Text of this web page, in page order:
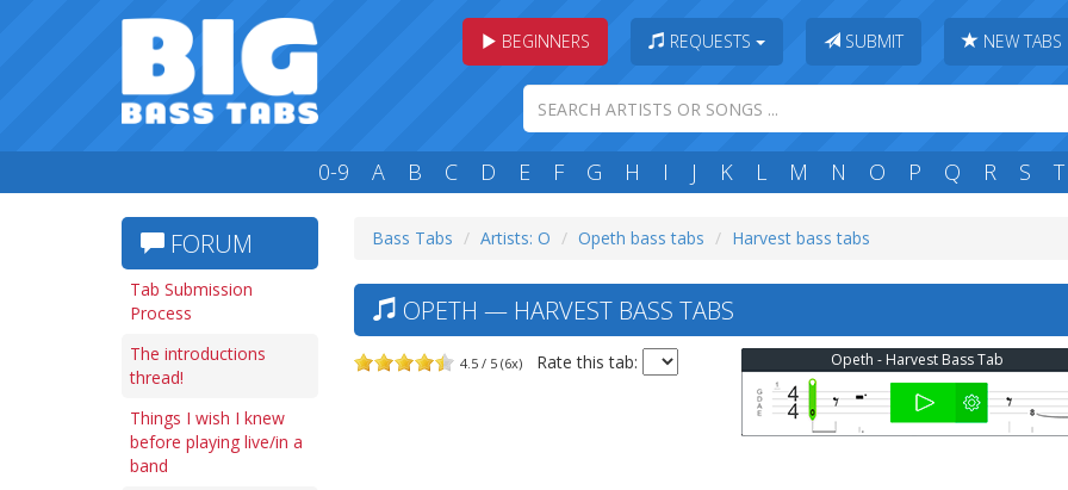
BEGINNERS REQUESTS SUBMIT NEW TABS
0-9 A B C D E F G H I J K L M N O P Q R S T
FORUM
Tab Submission
Process
The introductions
thread!
Things I wish I knew
before playing live/in a
band
Bass Tabs Artists: O Opeth bass tabs Harvest bass tabs
OPETH — HARVEST BASS TABS
4.5 / 5 (6x) Rate this tab: Opeth - Harvest Bass Tab